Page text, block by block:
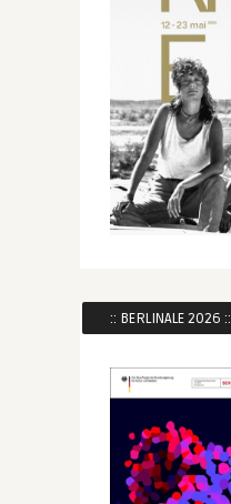
:: BERLINALE 2026 ::